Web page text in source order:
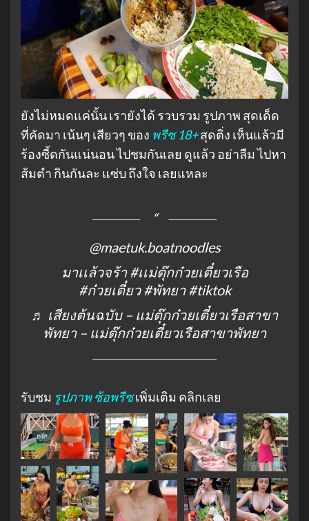
ยังไม่หมดแค่นั้น เรายังได้ รวบรวม รูปภาพ สุดเด็ด
ที่คัดมา เน้นๆ เสียวๆ ของ พรีซ 18+สุดติ่ง เห็นแล้วมี
ร้องซี้ดกันแน่นอน ไปชมกันเลย ดูแล้ว อย่าลืม ไปหา
ส้มตำ กินกันละ แซ่บ ถึงใจ เลยแหละ
@maetuk.boatnoodles
มาเเล้วจร้า#เเม่ตุ๊กก๋วยเตี๋ยวเรือ
#ก๋วยเตี๋ยว #พัทยา #tiktok
♬ เสียงต้นฉบับ – แม่ตุ๊กก๋วยเตี๋ยวเรือสาขา
พัทยา – แม่ตุ๊กก๋วยเตี๋ยวเรือสาขาพัทยา
รับชม รูปภาพ ซ้อพรีซเพิ่มเติม คลิกเลย